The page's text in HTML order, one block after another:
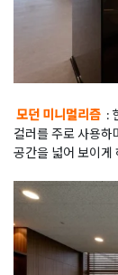
모던 미니멀리즘 :
컬러를 주로 사용하
공간을 넓어 보이게